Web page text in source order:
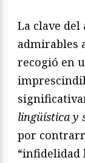
La clave
admirables
recogió en
lingüística y
por
“infidelidad